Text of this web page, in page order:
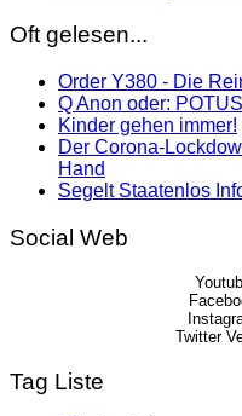
Oft gelesen...
Order Y380 - Die
Q Anon oder:
Kinder gehen immer!
Der Corona-
Hand
Segelt Staatenlos
Social Web
Twitter
Tag Liste